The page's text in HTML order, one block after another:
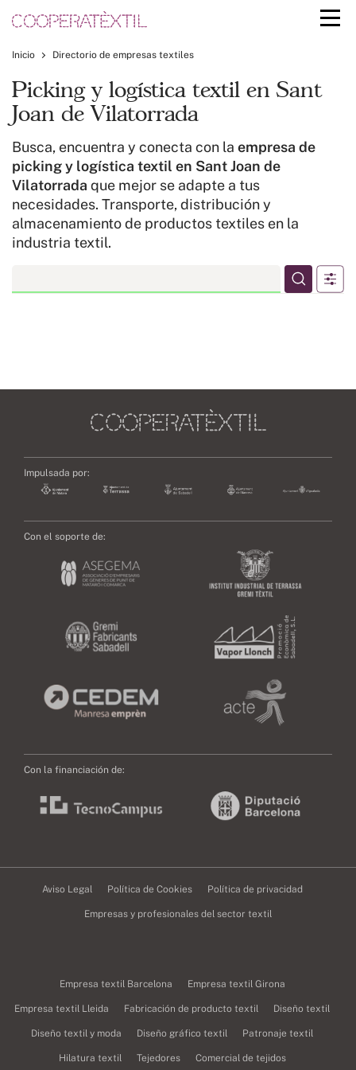
Inicio Directorio de empresas textiles
Picking y logística textil en Sant
Joan de Vilatorrada
Busca, encuentra y conecta con la empresa de
picking y logística textil en Sant Joan de
Vilatorrada que mejor se adapte a tus
necesidades. Transporte, distribución y
almacenamiento de productos textiles en la
industria textil.
Impulsada por:
Con el soporte de:
Con la financiación de:
Aviso Legal Política de Cookies Política de privacidad
Empresas y profesionales del sector textil
Empresa textil Barcelona Empresa textil Girona
Empresa textil Lleida Fabricación de producto textil Diseño textil
Diseño textil y moda Diseño gráfico textil Patronaje textil
Hilatura textil Tejedores Comercial de tejidos